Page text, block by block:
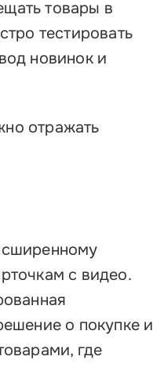
товары в
тестировать
новинок и
отражать
с видео.
о покупке и
где